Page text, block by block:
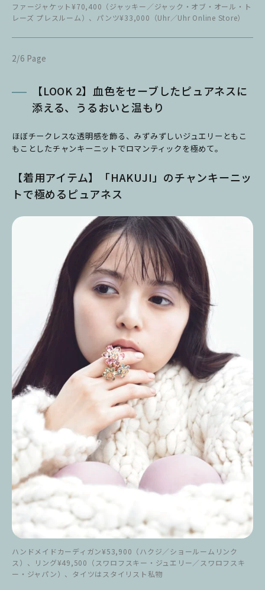
ファージャケット¥70,400（ジャッキー／ジャック・オブ・オール・ト
レーズ プレスルーム）、パンツ¥33,000（Uhr／Uhr Online Store）
2/6 Page
【LOOK 2】血色をセーブしたピュアネスに
添える、うるおいと温もり
ほぼチークレスな透明感を飾る、みずみずしいジュエリーともこ
もことしたチャンキーニットでロマンティックを極めて。
【着用アイテム】「HAKUJI」のチャンキーニッ
トで極めるピュアネス
ハンドメイドカーディガン¥53,900（ハクジ／ショールームリンク
ス）、リング¥49,500（スワロフスキー・ジュエリー／スワロフスキ
ー・ジャパン）、タイツはスタイリスト私物